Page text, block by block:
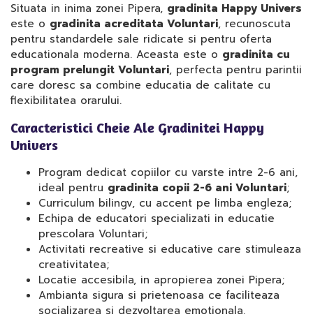
Situata in inima zonei Pipera, gradinita Happy Univers
este o gradinita acreditata Voluntari, recunoscuta
pentru standardele sale ridicate si pentru oferta
educationala moderna. Aceasta este o gradinita cu
program prelungit Voluntari, perfecta pentru parintii
care doresc sa combine educatia de calitate cu
flexibilitatea orarului.
Caracteristici Cheie Ale Gradinitei Happy
Univers
Program dedicat copiilor cu varste intre 2-6 ani,
ideal pentru gradinita copii 2-6 ani Voluntari;
Curriculum bilingv, cu accent pe limba engleza;
Echipa de educatori specializati in educatie
prescolara Voluntari;
Activitati recreative si educative care stimuleaza
creativitatea;
Locatie accesibila, in apropierea zonei Pipera;
Ambianta sigura si prietenoasa ce faciliteaza
socializarea si dezvoltarea emotionala.